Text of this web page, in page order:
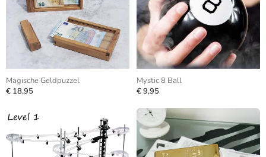
Magische Geldpuzzel
€ 18,95
Mystic 8 Ball
€ 9,95